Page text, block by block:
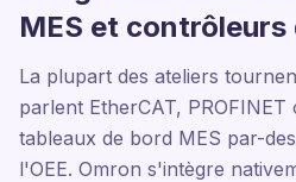
MES et contrôleurs
La plupart des ateliers
parlent EtherCAT, PROFINET
tableaux de bord MES par-
l'OEE. Omron s'intègre